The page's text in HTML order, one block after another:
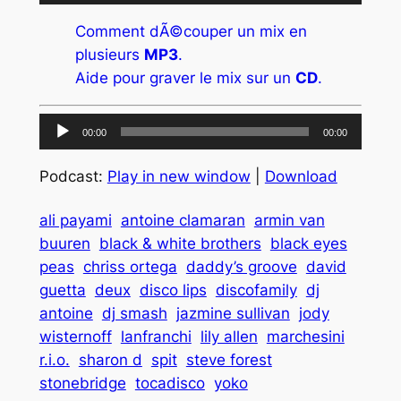
Comment dÃ©couper un mix en
plusieurs MP3.
Aide pour graver le mix sur un CD.
Lecteur
audio
00:00 00:00
Podcast: Play in new window Download
ali payami antoine clamaran armin van
buuren black & white brothers black eyes
peas chriss ortega daddy’s groove david
guetta deux disco lips discofamily dj
antoine dj smash jazmine sullivan jody
wisternoff lanfranchi lily allen marchesini
r.i.o. sharon d spit steve forest
stonebridge tocadisco yoko